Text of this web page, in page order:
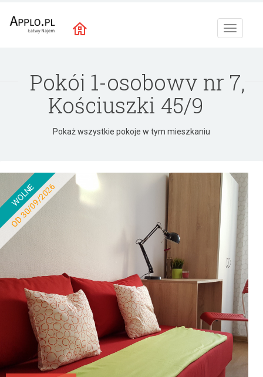
Toggle
Pokój 1-osobowy nr 7,
Kościuszki 45/9
Pokaż wszystkie pokoje w tym mieszkaniu
WOLNE
OD 30/09/2026